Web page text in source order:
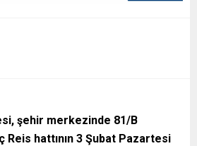
şehir merkezinde 81/B
Reis hattının 3 Şubat Pazartesi